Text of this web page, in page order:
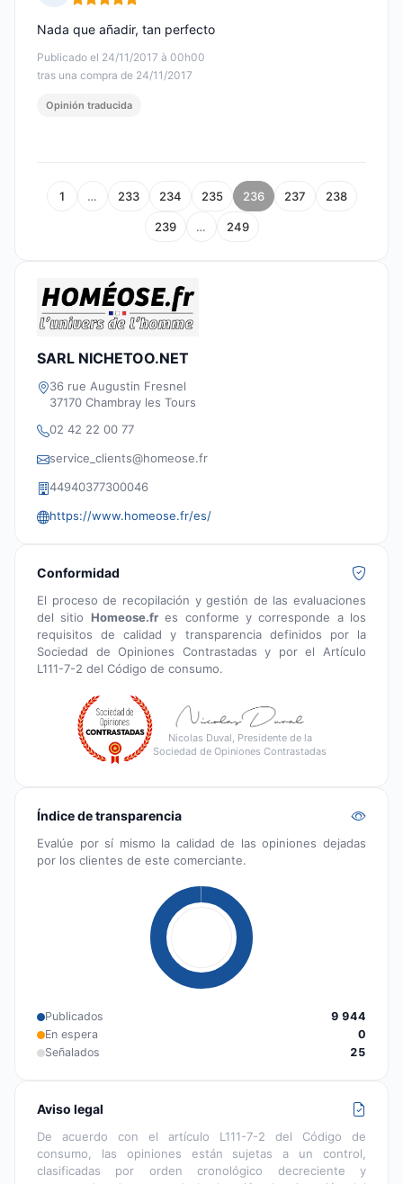
Nota: 5 de 5
Publicado el 24/11/2017 à 00h00
tras una compra de 24/11/2017
Nada que añadir, tan perfecto
Opinión traducida
1 … 233 234 235 236 237 238
239 … 249
SARL NICHETOO.NET
36 rue Augustin Fresnel
37170 Chambray les Tours
02 42 22 00 77
service_clients@homeose.fr
44940377300046
https://www.homeose.fr/es/
Conformidad
El proceso de recopilación y gestión de las evaluaciones
del sitio Homeose.fres conforme y corresponde a los
requisitos de calidad y transparencia definidos por la
Sociedad de Opiniones Contrastadas y por el Artículo
L111-7-2 del Código de consumo.
Nicolas Duval, Presidente de la
Sociedad de Opiniones Contrastadas
Índice de transparencia
Evalúe por sí mismo la calidad de las opiniones dejadas
por los clientes de este comerciante.
Publicados
9 944
En espera
0
Señalados
25
Aviso legal
De acuerdo con el artículo L111-7-2 del Código de
consumo, las opiniones están sujetas a un control,
clasificadas por orden cronológico decreciente y